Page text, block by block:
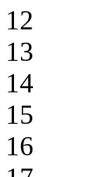
12
13
14
15
16